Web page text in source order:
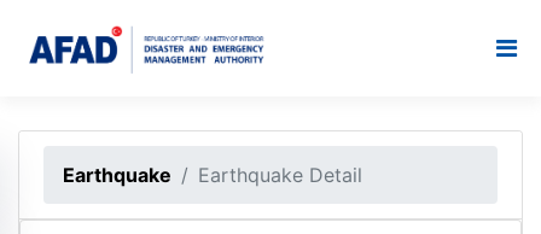
Earthquake Earthquake Detail